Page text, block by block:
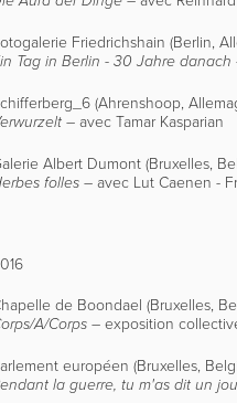
Friedrichshain (Berlin,
Tag in Berlin - 30 Jahre danach
(Ahrenshoop,
– avec Tamar Kasparian
Albert Dumont (Bruxelles,
folles – avec Lut Caenen -
de Boondael (Bruxelles,
A/Corps – exposition
européen (Bruxelles,
la guerre, tu m'as dit un